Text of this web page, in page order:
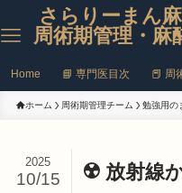
さらりーまん
周術期管理・麻
Home 📘 専門医目次 📕 周
ホーム 周術期管理チーム 勉強用の
☢️ 放射線
2025
10/15